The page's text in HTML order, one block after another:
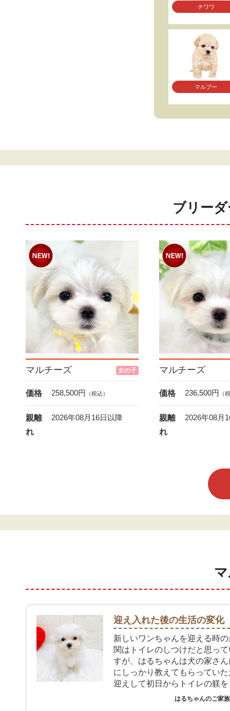
チワワ
マルプー
ブリー
マルチーズ 女の子
価格 258,500円 （税込）
親離
れ
2026年08月16日以降
マルチーズ
価格 236,500円 （
親離
れ
2026年08月
迎え入れた後の生活の変化
新しいワンちゃんを迎える時
関はトイレのしつけだと思っ
すが、はるちゃんは犬の家さ
にしっかり教えてもらってい
迎えして初日からトイレの躾
も、おしっこもうんちもトイ
はるちゃんのご家